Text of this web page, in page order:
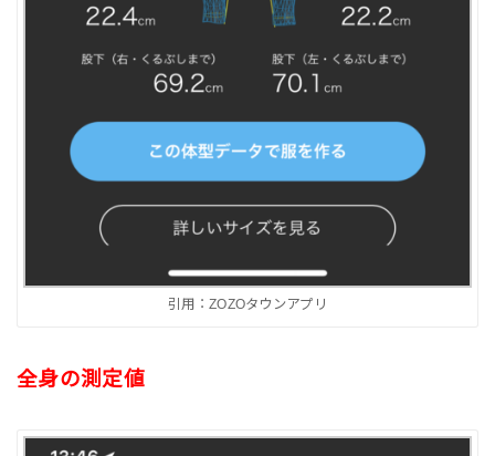
引用：ZOZOタウンアプリ
全身の測定値